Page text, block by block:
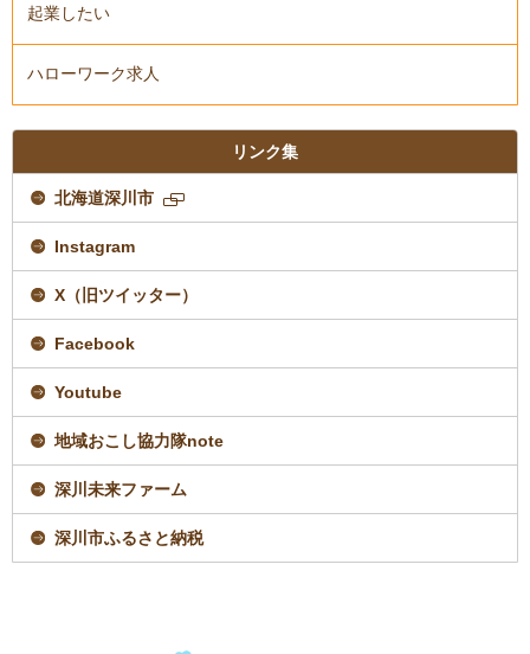
起業したい
ハローワーク求人
リンク集
北海道深川市
ー
ジ
ま
Instagram
X（旧ツイッター）
Facebook
Youtube
地域おこし協力隊note
深川未来ファーム
深川市ふるさと納税